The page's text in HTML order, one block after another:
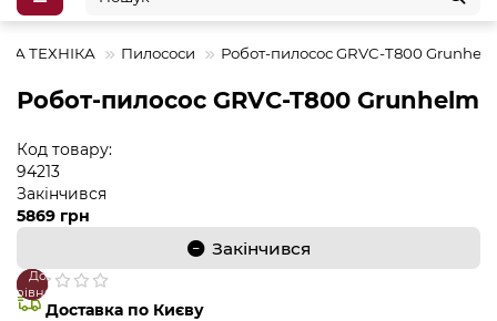
ТЕХНІКА Пилососи Робот-пилосос GRVC-T800
Робот-пилосос GRVC-T800 Grunhelm
Код товару:
94213
Закінчився
5869 грн
Закінчився
В
закладки
До
Доставка по Києву